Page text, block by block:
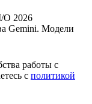
O 2026
Gemini. Модели
работы с
с политикой